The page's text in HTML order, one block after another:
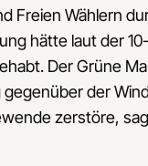
Freien Wählern
hätte laut der
Der Grüne
der
zerstöre,